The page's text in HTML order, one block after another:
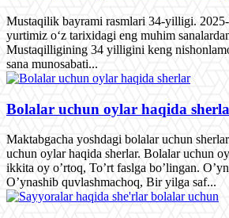
Mustaqilik bayrami rasmlari 34-yilligi.
yurtimiz o‘z tarixidagi eng muhim
Mustaqilligining 34 yilligini keng
sana munosabati...
Bolalar uchun oylar haqida
Maktabgacha yoshdagi bolalar uchun
uchun oylar haqida sherlar. Bolalar uchun
ikkita oy o’rtoq, To’rt faslga bo’lingan.
O’ynashib quvlashmachoq, Bir yilga saf...